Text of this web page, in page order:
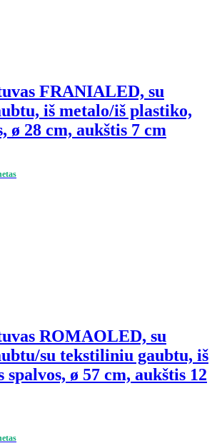
FRANIALED, su
iš metalo/iš plastiko,
ø 28 cm, aukštis 7 cm
ROMAOLED, su
su tekstiliniu gaubtu, iš
ø 57 cm, aukštis 12